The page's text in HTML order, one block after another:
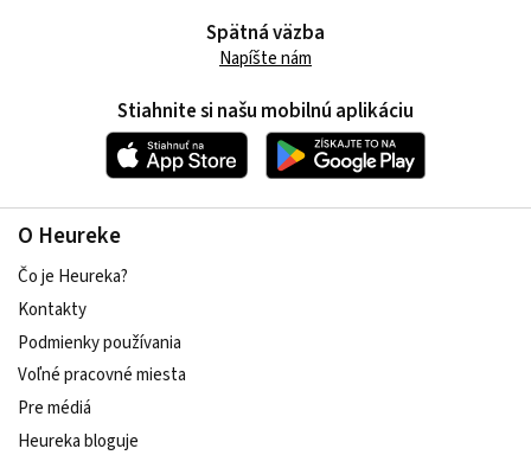
O Heureke
Čo je Heureka?
Kontakty
Podmienky používania
Voľné pracovné miesta
Pre médiá
Heureka bloguje
Spätná väzba
Napíšte nám
Stiahnite si našu mobilnú aplikáciu